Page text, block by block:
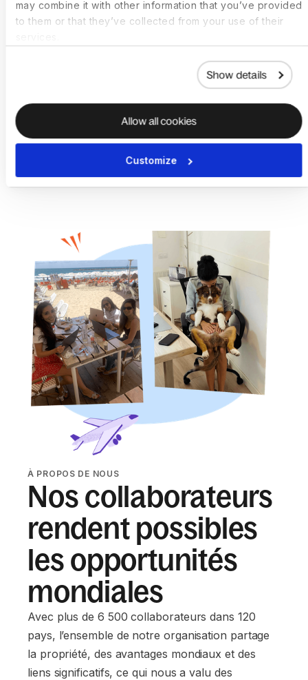
may combine it with other information that you’ve provided
to them or that they’ve collected from your use of their
Show details
Allow all cookies
Customize
par les employés
réfugiés, les
pays construisent le
À PROPOS DE NOUS
Nos collaborateurs
rendent possibles
les opportunités
mondiales
Avec plus de 6 500 collaborateurs dans 120
pays, l’ensemble de notre organisation partage
la propriété, des avantages mondiaux et des
liens significatifs, ce qui nous a valu des